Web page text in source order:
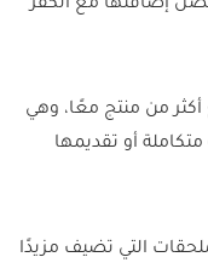
إضافتها مع الكفر
من منتج معًا، وهي
أو تقديمها
التي تضيف مزيدًا